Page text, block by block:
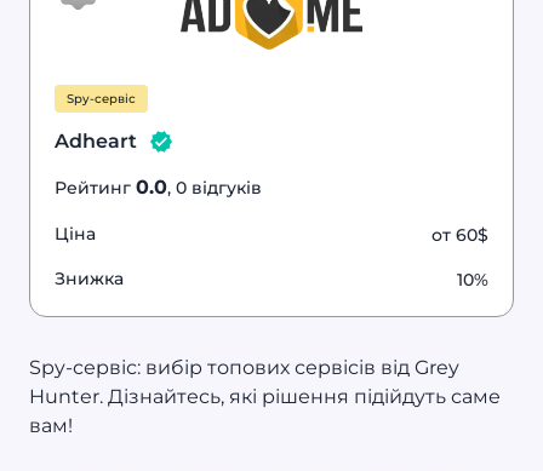
Spy-сервіс
Adheart
Рейтинг 0.0, 0 відгуків
Ціна от 60$
Знижка 10%
Spy-сервіс: вибір топових сервісів від Grey
Hunter. Дізнайтесь, які рішення підійдуть саме
вам!